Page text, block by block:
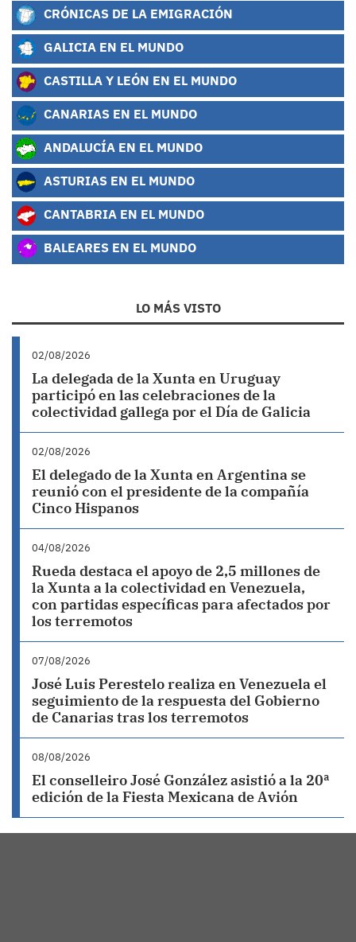
CRÓNICAS DE LA EMIGRACIÓN
GALICIA EN EL MUNDO
CASTILLA Y LEÓN EN EL MUNDO
CANARIAS EN EL MUNDO
ANDALUCÍA EN EL MUNDO
ASTURIAS EN EL MUNDO
CANTABRIA EN EL MUNDO
BALEARES EN EL MUNDO
LO MÁS VISTO
02/08/2026
La delegada de la Xunta en Uruguay
participó en las celebraciones de la
colectividad gallega por el Día de Galicia
02/08/2026
El delegado de la Xunta en Argentina se
reunió con el presidente de la compañía
Cinco Hispanos
04/08/2026
Rueda destaca el apoyo de 2,5 millones de
la Xunta a la colectividad en Venezuela,
con partidas específicas para afectados por
los terremotos
07/08/2026
José Luis Perestelo realiza en Venezuela el
seguimiento de la respuesta del Gobierno
de Canarias tras los terremotos
08/08/2026
El conselleiro José González asistió a la 20ª
edición de la Fiesta Mexicana de Avión